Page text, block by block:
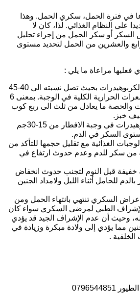
في فترة الحمل، سكري الحمل. وهذا
على النظام الغذائي. لذا، كان لا
أو سكر الحمل من إجراء تحليل
والعشرين من الحمل لتحديد مستوى
مراعاة ما يلي :
الإقلال من تناول الكربوهيدرات بحيث تصل نسبته الى 40-45
% من مجموع السعرات الحرارية الكلية في الوجبة. بمعنى 6
ما يعادل من ثلث الى ربع كوب
خبز.
تحديد تناول الكربوهيدرات في وجبة الافطار من 15-30جم
السكر في الدم.
الغذائية مع تقليل حجمها للتأكد من
سكر للدم وعدم حدوث ارتفاع في
قبل النوم لتجنب حدوث انخفاض
للحامل أثناء الليل ولامداد الجنين
السكري تنتهي بانتهاء الحمل ومن
الطبي لمرضى السكري سواء كان
وحيث أن عدم الإشراف الجيد قد يؤدي
مما يؤدي إلى ولادة مبكرة وزيادة في
.